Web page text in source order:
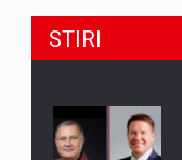
STIRI